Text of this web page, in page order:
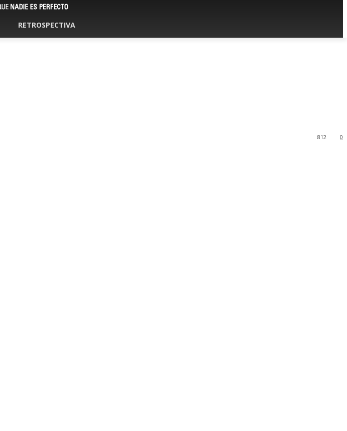
RETROSPECTIVA
0
812